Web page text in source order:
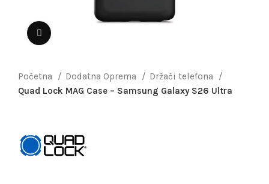
Početna Dodatna Oprema
Držači telefona
Quad Lock MAG Case – Samsung Galaxy S26 Ultra